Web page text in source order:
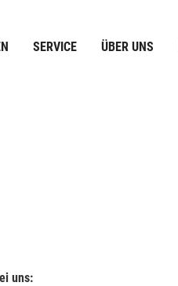
SERVICE ÜBER UNS
uns: